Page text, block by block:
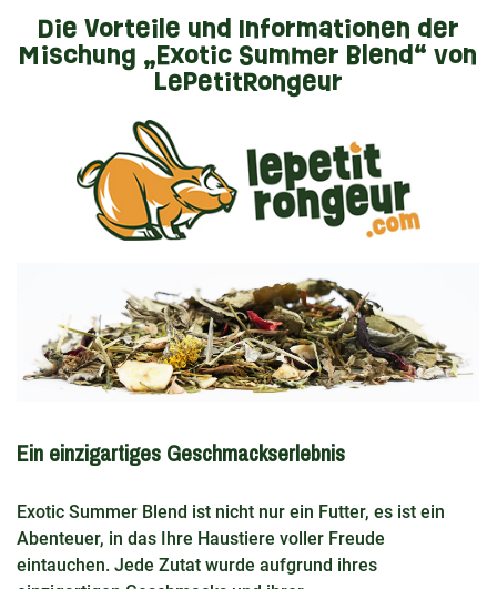
Die Vorteile und Informationen der
Mischung „Exotic Summer Blend“ von
LePetitRongeur
Ein einzigartiges Geschmackserlebnis
Exotic Summer Blend ist nicht nur ein Futter, es ist ein
Abenteuer, in das Ihre Haustiere voller Freude
eintauchen. Jede Zutat wurde aufgrund ihres